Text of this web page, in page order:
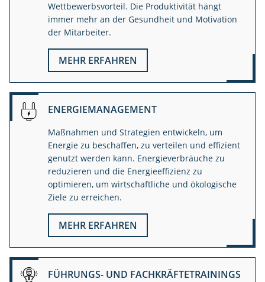
Wettbewerbsvorteil. Die Produktivität hängt
immer mehr an der Gesundheit und Motivation
der Mitarbeiter.
MEHR ERFAHREN
ENERGIEMANAGEMENT
Maßnahmen und Strategien entwickeln, um
Energie zu beschaffen, zu verteilen und effizient
genutzt werden kann. Energieverbräuche zu
reduzieren und die Energieeffizienz zu
optimieren, um wirtschaftliche und ökologische
Ziele zu erreichen.
MEHR ERFAHREN
FÜHRUNGS- UND FACHKRÄFTETRAININGS